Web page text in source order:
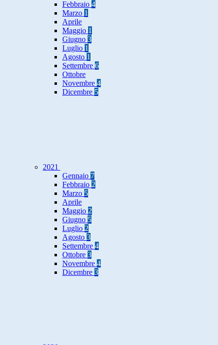
Febbraio 4
Marzo 1
Aprile
Maggio 1
Giugno 3
Luglio 1
Agosto 1
Settembre 6
Ottobre
Novembre 4
Dicembre 5
2021
Gennaio 7
Febbraio 2
Marzo 5
Aprile
Maggio 2
Giugno 5
Luglio 2
Agosto 3
Settembre 4
Ottobre 3
Novembre 4
Dicembre 3